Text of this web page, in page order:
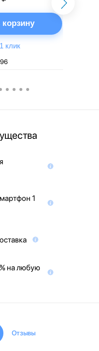
клик
1
на любую
Отзывы